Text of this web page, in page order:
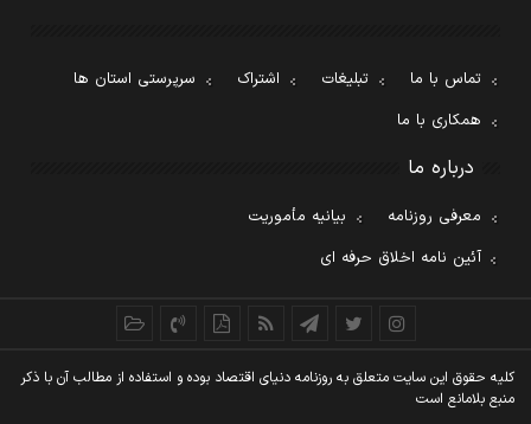
تماس با ما تبلیغات اشتراک
سرپرستی استان ها
همکاری با ما
درباره ما
معرفی روزنامه
بیانیه مأموریت
آئین نامه اخلاق حرفه ای
کليه حقوق اين سايت متعلق به روزنامه دنيای اقتصاد بوده و استفاده از مطالب آن با ذکر
منبع بلامانع است